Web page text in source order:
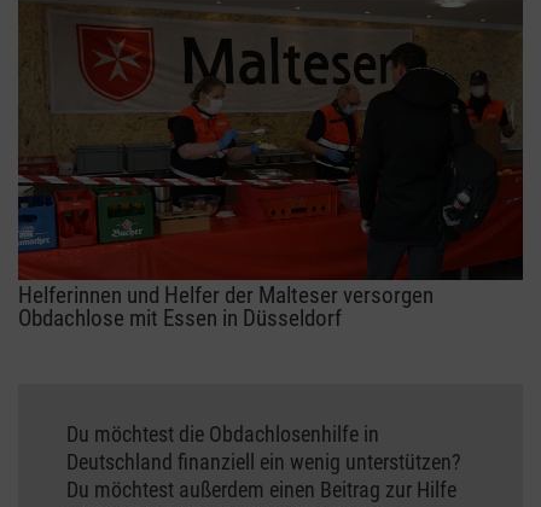
Helferinnen und Helfer der Malteser versorgen
Obdachlose mit Essen in Düsseldorf
Du möchtest die Obdachlosenhilfe in
Deutschland finanziell ein wenig unterstützen?
Du möchtest außerdem einen Beitrag zur Hilfe